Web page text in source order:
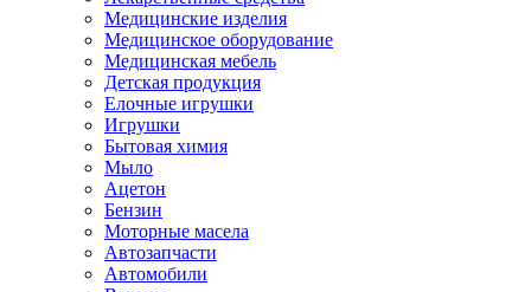
Медицинские изделия
Медицинское оборудование
Медицинская мебель
Детская продукция
Елочные игрушки
Игрушки
Бытовая химия
Мыло
Ацетон
Бензин
Моторные масела
Автозапчасти
Автомобили